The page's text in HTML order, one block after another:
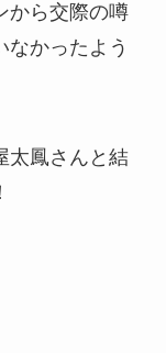
から交際の噂
なかったよう
太鳳さんと結